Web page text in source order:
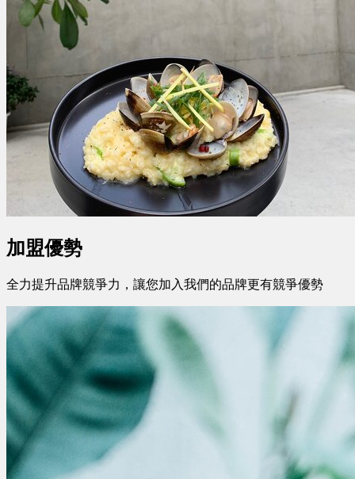
加盟優勢
全力提升品牌競爭力，讓您加入我們的品牌更有競爭優勢